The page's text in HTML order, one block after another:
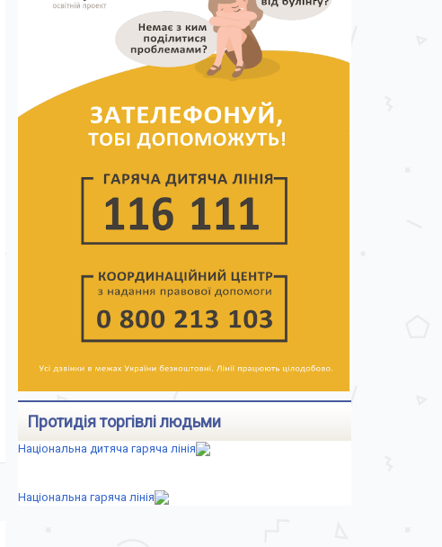
Протидія торгівлі людьми
Національна дитяча гаряча лінія
Національна гаряча лінія